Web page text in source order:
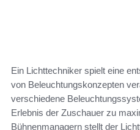
Ein Lichttechniker spielt eine
von Beleuchtungskonzepten
verschiedene
Erlebnis der Zuschauer zu
Bühnenmanagern stellt der